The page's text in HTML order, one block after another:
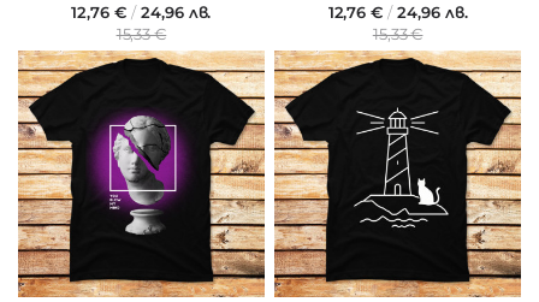
12,76 € /24,96 лв.
15,33 €
12,76 €/24,96 лв.
15,33 €